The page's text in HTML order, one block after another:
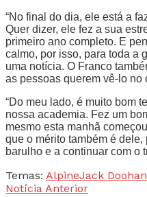
“No final do dia, ele está a
Quer dizer, ele fez a sua
primeiro ano completo. E
calmo, por isso, para toda a
uma notícia. O Franco
as pessoas querem vê-lo no
“Do meu lado, é muito bom
nossa academia. Fez um
mesmo esta manhã
que o mérito também é
barulho e a continuar com o
Temas: AlpineJack Doohan
Notícia Anterior